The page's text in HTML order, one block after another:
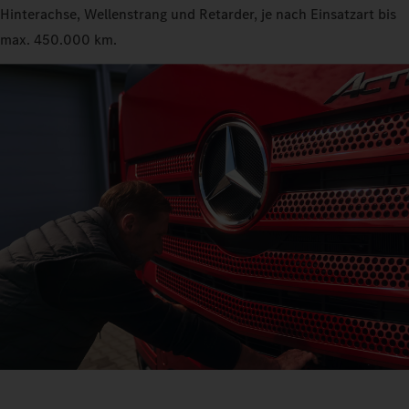
Hinterachse, Wellenstrang und Retarder, je nach Einsatzart bis
max. 450.000 km.